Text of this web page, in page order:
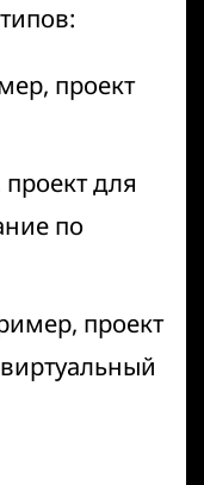
проект
для
по
проект